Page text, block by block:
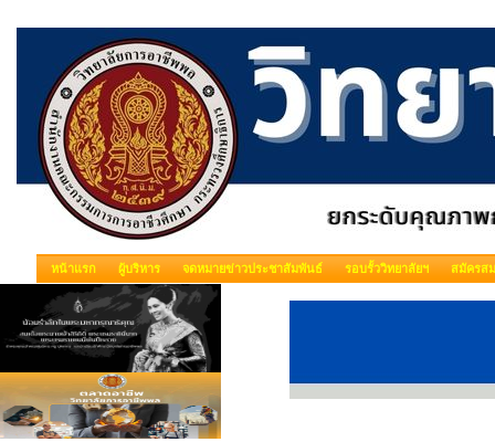
หน้าแรก ผู้บริหาร จดหมายข่าวประชาสัมพันธ์ รอบรั้ววิทยาลัยฯ สมัครส